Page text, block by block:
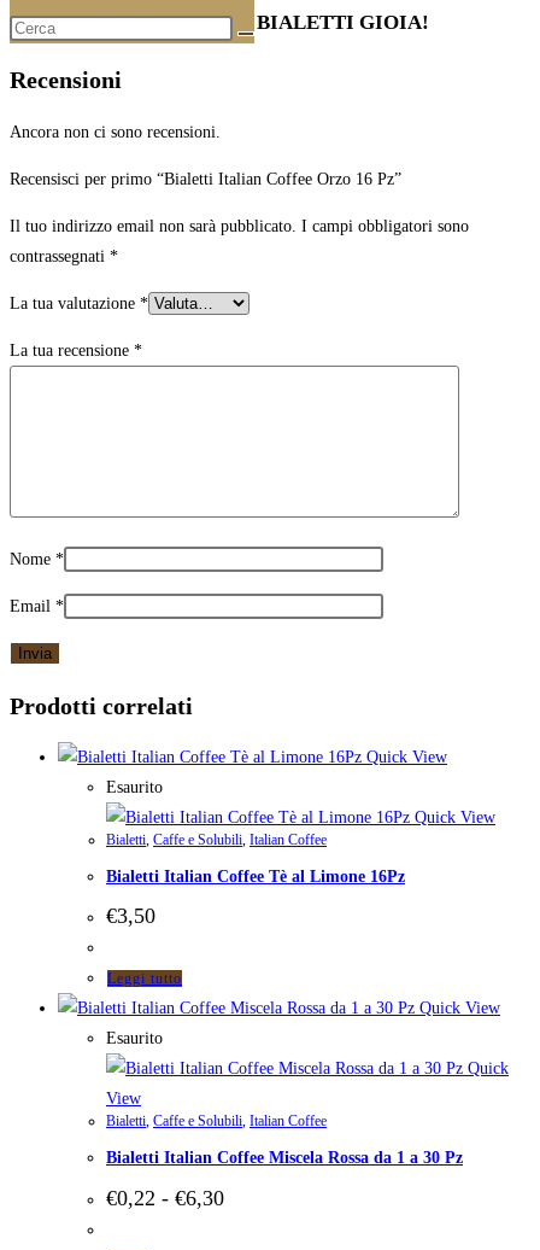
NON COMPATIBILE CON BIALETTI GIOIA!
Recensioni
Ancora non ci sono recensioni.
Recensisci per primo “Bialetti Italian Coffee Orzo 16 Pz”
Il tuo indirizzo email non sarà pubblicato. I campi obbligatori sono
contrassegnati *
La tua valutazione *
La tua recensione *
Nome *
Email *
Prodotti correlati
Quick View
Esaurito
Quick View
Bialetti, Caffe e Solubili, Italian Coffee
Bialetti Italian Coffee Tè al Limone 16Pz
€3,50
Leggi tutto
Quick View
Esaurito
Quick
View
Bialetti, Caffe e Solubili, Italian Coffee
Bialetti Italian Coffee Miscela Rossa da 1 a 30 Pz
€0,22 - €6,30Fascia